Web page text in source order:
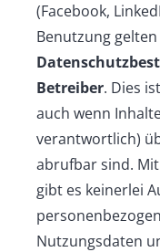
(Facebook,
Benutzung
Betreiber. Dies
auch wenn
verantwortlich)
abrufbar sind.
gibt es keinerlei
Nutzungsdaten